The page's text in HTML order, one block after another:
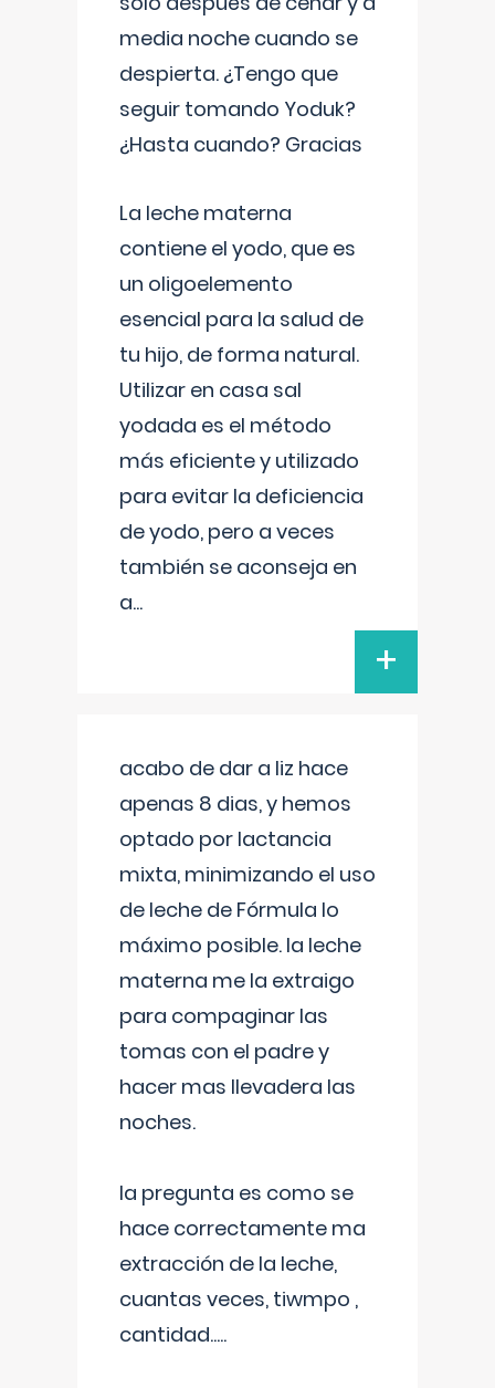
media noche cuando se
despierta. ¿Tengo que
seguir tomando Yoduk?
¿Hasta cuando? Gracias
La leche materna
contiene el yodo, que es
un oligoelemento
esencial para la salud de
tu hijo, de forma natural.
Utilizar en casa sal
yodada es el método
más eficiente y utilizado
para evitar la deficiencia
de yodo, pero a veces
también se aconseja en
a...
+
acabo de dar a liz hace
apenas 8 dias, y hemos
optado por lactancia
mixta, minimizando el uso
de leche de Fórmula lo
máximo posible. la leche
materna me la extraigo
para compaginar las
tomas con el padre y
hacer mas llevadera las
noches.
la pregunta es como se
hace correctamente ma
extracción de la leche,
cuantas veces, tiwmpo ,
cantidad.....